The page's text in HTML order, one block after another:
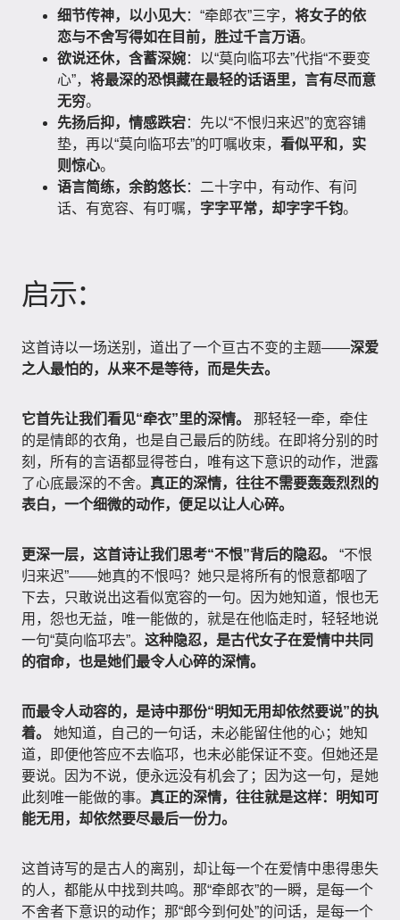
细节传神，以小见大：“牵郎衣”三字， 将女子的依
恋与不舍写得如在目前，胜过千言万语。
欲说还休，含蓄深婉：以“莫向临邛去”代指“不要变
心”， 将最深的恐惧藏在最轻的话语里，言有尽而意
无穷。
先扬后抑，情感跌宕：先以“不恨归来迟”的宽容铺
垫，再以“莫向临邛去”的叮嘱收束， 看似平和，实
则惊心。
语言简练，余韵悠长：二十字中，有动作、有问
话、有宽容、有叮嘱， 字字平常，却字字千钧。
启示：
这首诗以一场送别，道出了一个亘古不变的主题——深爱
之人最怕的，从来不是等待，而是失去。
它首先让我们看见“牵衣”里的深情。
那轻轻一牵，牵住
的是情郎的衣角，也是自己最后的防线。在即将分别的时
刻，所有的言语都显得苍白，唯有这下意识的动作，泄露
了心底最深的不舍。 真正的深情，往往不需要轰轰烈烈的
表白，一个细微的动作，便足以让人心碎。
更深一层，这首诗让我们思考“不恨”背后的隐忍。
“不恨
归来迟”——她真的不恨吗？她只是将所有的恨意都咽了
下去，只敢说出这看似宽容的一句。因为她知道，恨也无
用，怨也无益，唯一能做的，就是在他临走时，轻轻地说
一句“莫向临邛去”。 这种隐忍，是古代女子在爱情中共同
的宿命，也是她们最令人心碎的深情。
而最令人动容的，是诗中那份“明知无用却依然要说”的执
着。
她知道，自己的一句话，未必能留住他的心；她知
道，即便他答应不去临邛，也未必能保证不变。但她还是
要说。因为不说，便永远没有机会了；因为这一句，是她
此刻唯一能做的事。 真正的深情，往往就是这样：明知可
能无用，却依然要尽最后一份力。
这首诗写的是古人的离别，却让每一个在爱情中患得患失
的人，都能从中找到共鸣。那“牵郎衣”的一瞬，是每一个
不舍者下意识的动作；那“郎今到何处”的问话，是每一个